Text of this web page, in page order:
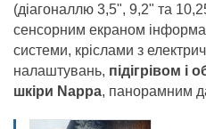
(діагоналлю 3,5", 9,2" та
сенсорним екраном
системи, кріслами з
налаштувань, підігрівом і
шкіри Nappa, панорамним